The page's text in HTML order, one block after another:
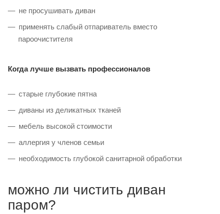
не просушивать диван
применять слабый отпариватель вместо
пароочистителя
Когда лучше вызвать профессионалов
старые глубокие пятна
диваны из деликатных тканей
мебель высокой стоимости
аллергия у членов семьи
необходимость глубокой санитарной обработки
можно ли чистить диван
паром?